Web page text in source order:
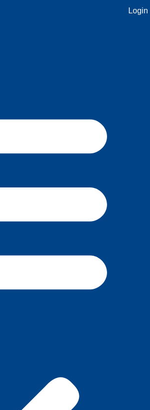
Login